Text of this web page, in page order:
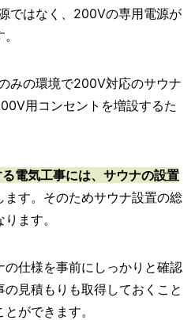
ではなく、200Vの専用電源が
みの環境で200V対応のサウナ
用コンセントを増設するた
電気工事には、サウナの設置
ます。そのためサウナ設置の総
ます。
仕様を事前にしっかりと確認
見積もりも取得しておくこと
ができます。